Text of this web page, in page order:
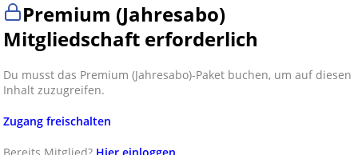
Premium (Jahresabo)
Mitgliedschaft erforderlich
Du musst das Premium (Jahresabo)-Paket buchen, um auf diesen
Inhalt zuzugreifen.
Zugang freischalten